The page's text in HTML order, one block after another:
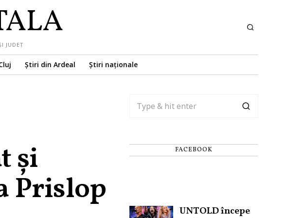
JUDEȚ
Știri din Ardeal Știri naționale
și
Prislop
FACEBOOK
UNTOLD începe